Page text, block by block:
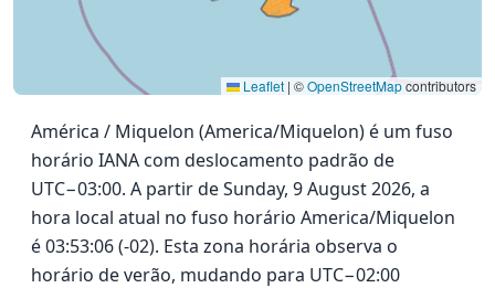
Leaflet | ©OpenStreetMapcontributors
América / Miquelon (America/Miquelon) é um fuso
horário IANA com deslocamento padrão de
UTC−03:00. A partir de Sunday, 9 August 2026, a
hora local atual no fuso horário America/Miquelon
é 03:53:06 (-02). Esta zona horária observa o
horário de verão, mudando para UTC−02:00